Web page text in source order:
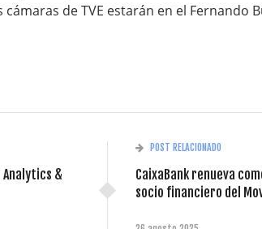
de TVE estarán en el Fernando
&
POST RELACIONADO
CaixaBank renueva
socio financiero del